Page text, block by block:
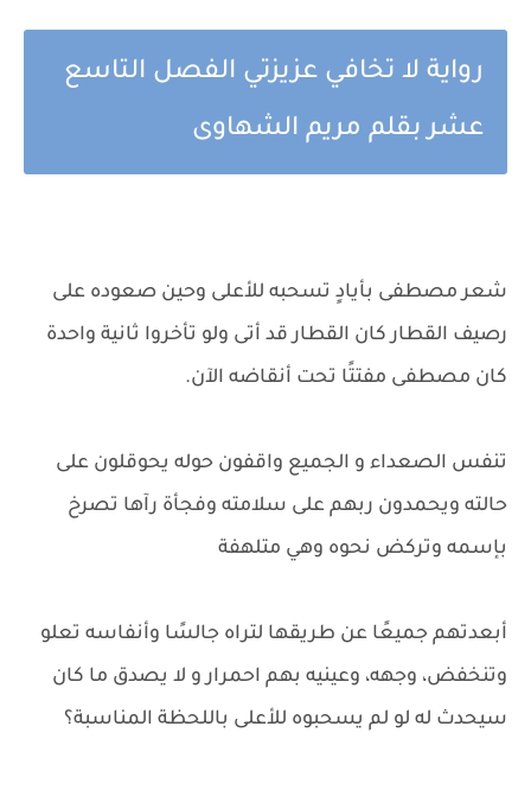
رواية لا تخافي عزيزتي الفصل التاسع
عشر بقلم مريم الشهاوى
شعر مصطفى بأيادٍ تسحبه للأعلى وحين صعوده على
رصيف القطار كان القطار قد أتى ولو تأخروا ثانية واحدة
كان مصطفى مفتتًا تحت أنقاضه الآن.
تنفس الصعداء و الجميع واقفون حوله يحوقلون على
حالته ويحمدون ربهم على سلامته وفجأة رآها تصرخ
بإسمه وتركض نحوه وهي متلهفة
أبعدتهم جميعًا عن طريقها لتراه جالسًا وأنفاسه تعلو
وتنخفض، وجهه، وعينيه بهم احمرار و لا يصدق ما كان
سيحدث له لو لم يسحبوه للأعلى باللحظة المناسبة؟